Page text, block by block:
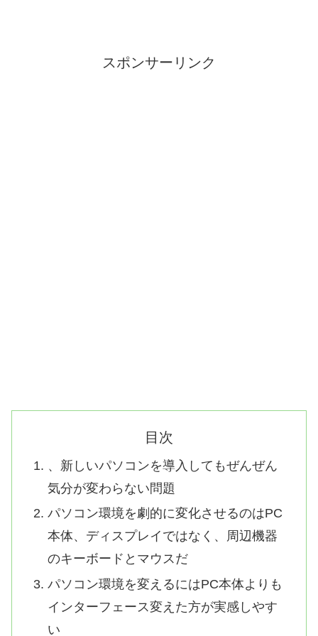
スポンサーリンク
目次
、新しいパソコンを導入してもぜんぜん
気分が変わらない問題
パソコン環境を劇的に変化させるのはPC
本体、ディスプレイではなく、周辺機器
のキーボードとマウスだ
パソコン環境を変えるにはPC本体よりも
インターフェース変えた方が実感しやす
い